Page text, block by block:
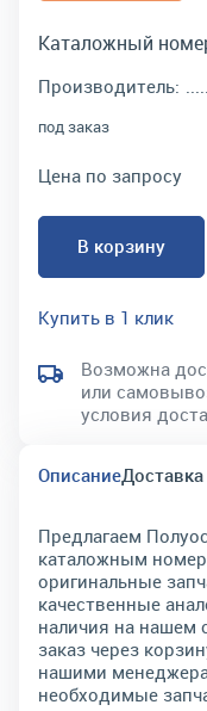
Каталожный
Производитель:
под заказ
Цена по запросу
В корзину
Купить в 1 клик
Возможна
или
условия
ОписаниеДоставка
Предлагаем
каталожным
оригинальные
качественные
наличия на нашем
заказ через
нашими
необходимые